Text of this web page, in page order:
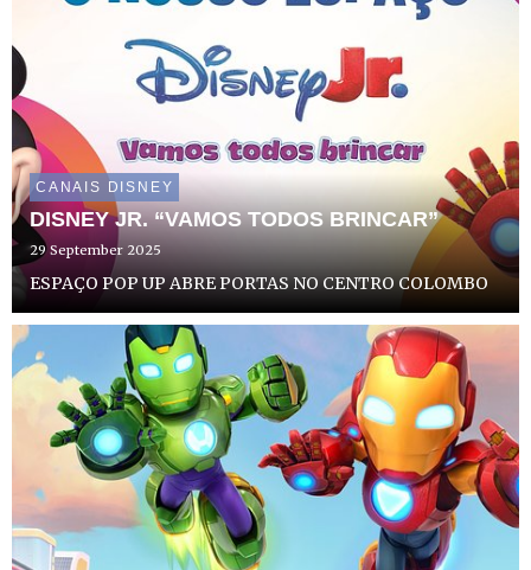
CANAIS DISNEY
DISNEY JR. “VAMOS TODOS BRINCAR”
29 September 2025
ESPAÇO POP UP ABRE PORTAS NO CENTRO COLOMBO